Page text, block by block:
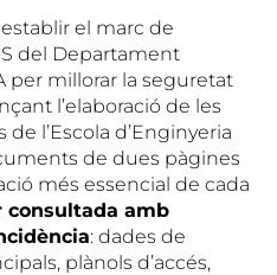
el marc de
del Departament
per millorar la seguretat
l’elaboració de les
l’Escola d’Enginyeria
de dues pàgines
més essencial de cada
consultada amb
ència: dades de
plànols d’accés,